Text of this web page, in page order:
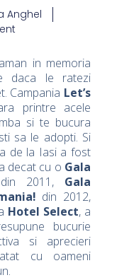
Anghel
in memoria
daca le ratezi
Campania Let’s
printre acele
si te bucura
sa le adopti. Si
de la Iasi a fost
decat cu o Gala
2011, Gala
din 2012,
Hotel Select, a
bucurie
si aprecieri
cu oameni